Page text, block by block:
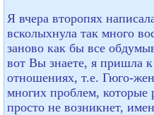
Я вчера второпях
всколыхнула так много
заново как бы все
вот Вы знаете, я пришла
отношениях, т.е. Гюго-
многих проблем,
просто не возникнет,